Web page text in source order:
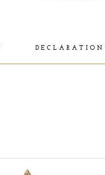
D E C L A R A T I O N